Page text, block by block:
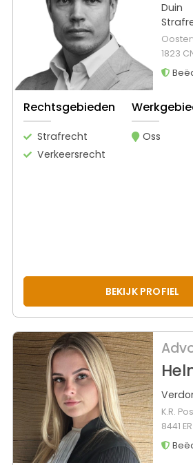
Duin
1823
Rechtsgebieden
Strafrecht
Verkeersrecht
Oss
BEKIJK PROFIEL
K.R.
8441